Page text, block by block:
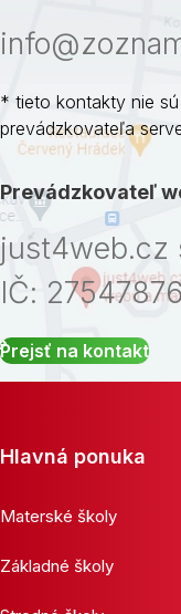
* tieto kontakty nie
prevádzkovateľa
Prevádzkovateľ
just4web.cz
IČ:
Prejsť na kontakt
Hlavná ponuka
Materské školy
Základné školy